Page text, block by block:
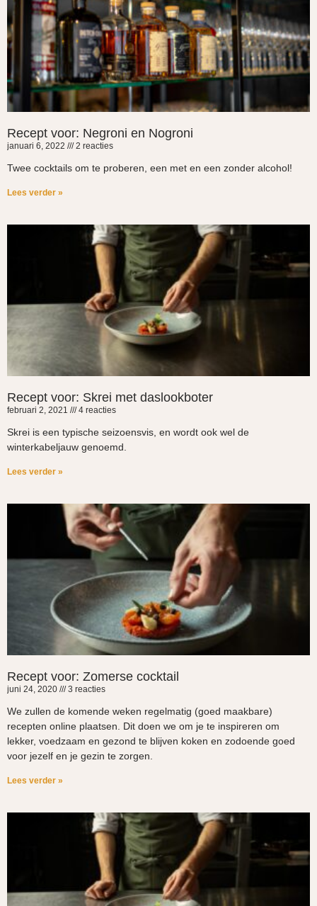
Recept voor: Negroni en Nogroni
januari 6, 2022 2 reacties
Twee cocktails om te proberen, een met en een zonder alcohol!
Lees verder »
Recept voor: Skrei met daslookboter
februari 2, 2021 4 reacties
Skrei is een typische seizoensvis, en wordt ook wel de
winterkabeljauw genoemd.
Lees verder »
Recept voor: Zomerse cocktail
juni 24, 2020 3 reacties
We zullen de komende weken regelmatig (goed maakbare)
recepten online plaatsen. Dit doen we om je te inspireren om
lekker, voedzaam en gezond te blijven koken en zodoende goed
voor jezelf en je gezin te zorgen.
Lees verder »